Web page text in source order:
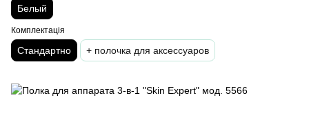
Белый
Комплектація
Стандартно + полочка для аксессуаров